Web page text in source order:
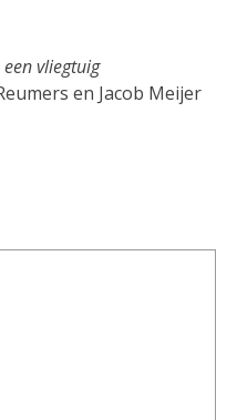
vliegtuig
en Jacob Meijer